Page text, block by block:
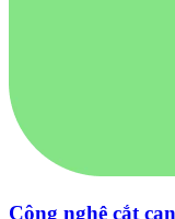
Công nghệ cắt